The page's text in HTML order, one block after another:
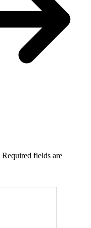
Required fields are